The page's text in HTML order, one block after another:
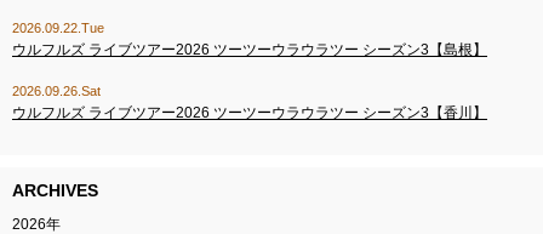
2026.09.22.Tue
ウルフルズ ライブツアー2026 ツーツーウラウラツー シーズン3【島根】
2026.09.26.Sat
ウルフルズ ライブツアー2026 ツーツーウラウラツー シーズン3【香川】
ARCHIVES
2026年